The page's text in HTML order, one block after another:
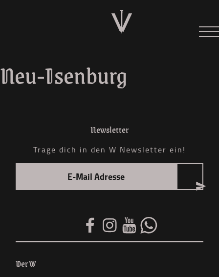
Der W
Neu-Isenburg
Newsletter
Trage dich in den W Newsletter ein!
Der W